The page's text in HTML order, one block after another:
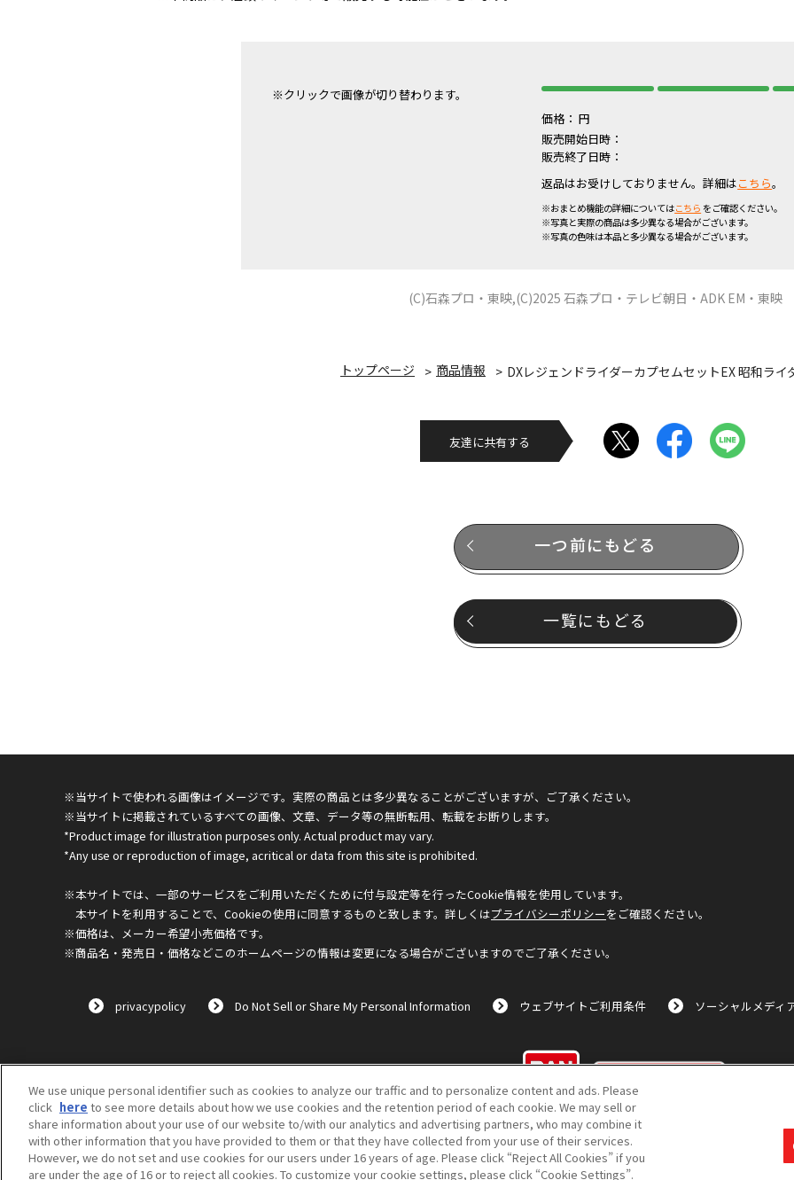
※クリックで画像が切り替わります。
価格：円
販売開始日時：
販売終了日時：
返品はお受けしておりません。詳細はこちら。
※おまとめ機能の詳細についてはこちら をご確認ください。
※写真と実際の商品は多少異なる場合がございます。
※写真の色味は本品と多少異なる場合がございます。
(C)石森プロ・東映,(C)2025 石森プロ・テレビ朝日・ADK EM・東映
トップページ 商品情報 DXレジェンドライダーカプセムセットEX 昭和ライ
友達に共有する
一つ前にもどる
一覧にもどる
※当サイトで使われる画像はイメージです。実際の商品とは多少異なることがございますが、ご了承ください。
※当サイトに掲載されているすべての画像、文章、データ等の無断転用、転載をお断りします。
*Product image for illustration purposes only. Actual product may vary.
*Any use or reproduction of image, acritical or data from this site is prohibited.
※本サイトでは、一部のサービスをご利用いただくために付与設定等を行ったCookie情報を使用しています。
本サイトを利用することで、Cookieの使用に同意するものと致します。詳しくはプライバシーポリシーをご確認ください。
※価格は、メーカー希望小売価格です。
※商品名・発売日・価格などこのホームページの情報は変更になる場合がございますのでご了承ください。
privacypolicy Do Not Sell or Share My Personal Information ウェブサイトご利用条件 ソーシャルメディ
コピーライト一覧を表示する
We use unique personal identifier such as cookies to analyze our traffic and to personalize content and ads. Please
click here to see more details about how we use cookies and the retention period of each cookie. We may sell or
share information about your use of our website to/with our analytics and advertising partners, who may combine it
with other information that you have provided to them or that they have collected from your use of their services.
However, we do not set and use cookies for our users under 16 years of age. Please click “Reject All Cookies” if you
are under the age of 16 or to reject all cookies. To customize your cookie settings, please click “Cookie Settings”.